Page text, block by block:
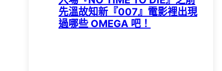
先溫故知新『007』電影裡出現
過哪些 OMEGA 吧！